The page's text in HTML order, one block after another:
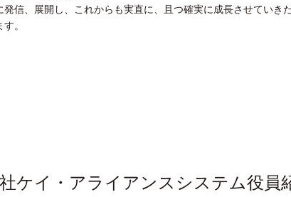
信、展開し、これからも実直に、且つ確実に成長させていきた
。
ケイ・アライアンスシステム役員